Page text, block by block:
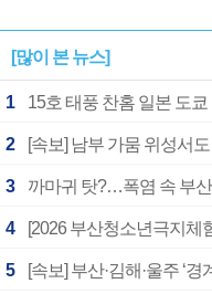
[많이 본 뉴스]
1 15호 태풍 찬홈 일본 도
2 [속보] 남부 가뭄 위성서
3 까마귀 탓?…폭염 속 부
4
5 [속보] 부산·김해·울주 ‘